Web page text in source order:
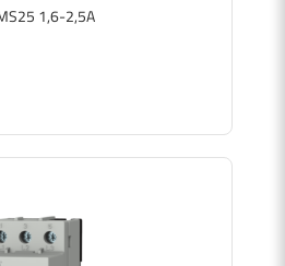
1,6-2,5A